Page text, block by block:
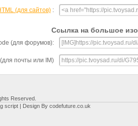
(для сайтов) :
Ссылка на большое
(для форумов):
почты или IM)
Reserved.
script | Design By codefuture.co.uk